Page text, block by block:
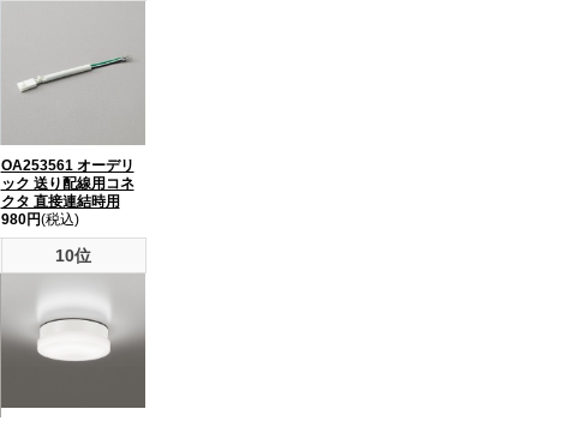
OA253561 オーデリ
ック 送り配線用コネ
クタ 直接連結時用
980円(税込)
10位